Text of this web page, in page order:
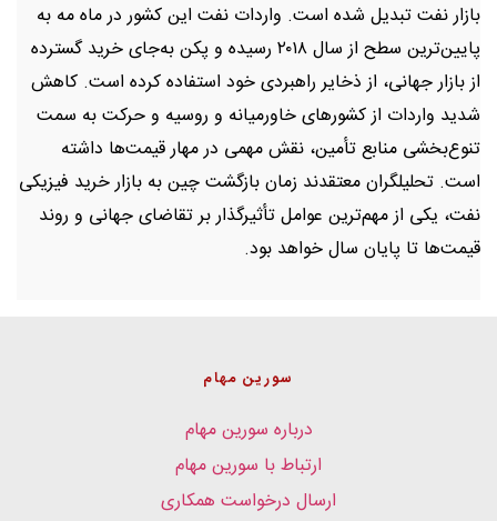
بازار نفت تبدیل شده است. واردات نفت این کشور در ماه مه به
پایین‌ترین سطح از سال ۲۰۱۸ رسیده و پکن به‌جای خرید گسترده
از بازار جهانی، از ذخایر راهبردی خود استفاده کرده است. کاهش
شدید واردات از کشورهای خاورمیانه و روسیه و حرکت به سمت
تنوع‌بخشی منابع تأمین، نقش مهمی در مهار قیمت‌ها داشته
است. تحلیلگران معتقدند زمان بازگشت چین به بازار خرید فیزیکی
نفت، یکی از مهم‌ترین عوامل تأثیرگذار بر تقاضای جهانی و روند
قیمت‌ها تا پایان سال خواهد بود.
سورین مهام
درباره سورین مهام
ارتباط با سورین مهام
ارسال درخواست همکاری